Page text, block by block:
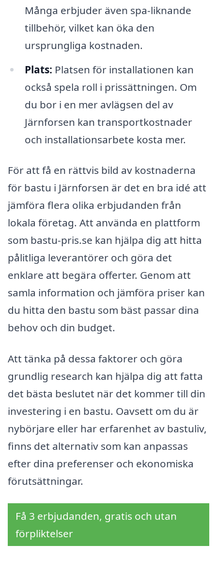
Många erbjuder även spa-liknande
tillbehör, vilket kan öka den
ursprungliga kostnaden.
Plats: Platsen för installationen kan
också spela roll i prissättningen. Om
du bor i en mer avlägsen del av
Järnforsen kan transportkostnader
och installationsarbete kosta mer.
För att få en rättvis bild av kostnaderna
för bastu i Järnforsen är det en bra idé att
jämföra flera olika erbjudanden från
lokala företag. Att använda en plattform
som bastu-pris.se kan hjälpa dig att hitta
pålitliga leverantörer och göra det
enklare att begära offerter. Genom att
samla information och jämföra priser kan
du hitta den bastu som bäst passar dina
behov och din budget.
Att tänka på dessa faktorer och göra
grundlig research kan hjälpa dig att fatta
det bästa beslutet när det kommer till din
investering i en bastu. Oavsett om du är
nybörjare eller har erfarenhet av bastuliv,
finns det alternativ som kan anpassas
efter dina preferenser och ekonomiska
förutsättningar.
Få 3 erbjudanden, gratis och utan
förpliktelser